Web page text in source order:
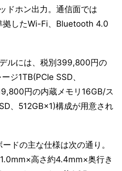
ドホン出力。通信面では
拠したWi-Fi、Bluetooth 4.0
ルには、税別399,800円の
ジ1TB(PCIe SSD、
円の内蔵メモリ16GB/ス
、512GB×1)構成が用意され
ドの主な仕様は次の通り。
高さ約4.4mm×奥行き